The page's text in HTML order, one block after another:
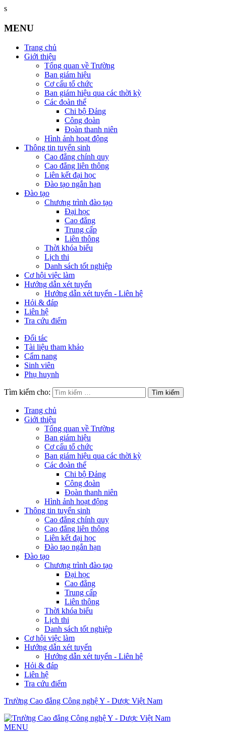
s
MENU
Trang chủ
Giới thiệu
Tổng quan về Trường
Ban giám hiệu
Cơ cấu tổ chức
Ban giám hiệu qua các thời kỳ
Các đoàn thể
Chi bộ Đảng
Công đoàn
Đoàn thanh niên
Hình ảnh hoạt động
Thông tin tuyển sinh
Cao đẳng chính quy
Cao đẳng liên thông
Liên kết đại học
Đào tạo ngắn hạn
Đào tạo
Chương trình đào tạo
Đại học
Cao đẳng
Trung cấp
Liên thông
Thời khóa biểu
Lịch thi
Danh sách tốt nghiệp
Cơ hội việc làm
Hướng dẫn xét tuyển
Hướng dẫn xét tuyển - Liên hệ
Hỏi & đáp
Liên hệ
Tra cứu điểm
Đối tác
Tài liệu tham khảo
Cẩm nang
Sinh viên
Phụ huynh
Tìm kiếm cho:
Trang chủ
Giới thiệu
Tổng quan về Trường
Ban giám hiệu
Cơ cấu tổ chức
Ban giám hiệu qua các thời kỳ
Các đoàn thể
Chi bộ Đảng
Công đoàn
Đoàn thanh niên
Hình ảnh hoạt động
Thông tin tuyển sinh
Cao đẳng chính quy
Cao đẳng liên thông
Liên kết đại học
Đào tạo ngắn hạn
Đào tạo
Chương trình đào tạo
Đại học
Cao đẳng
Trung cấp
Liên thông
Thời khóa biểu
Lịch thi
Danh sách tốt nghiệp
Cơ hội việc làm
Hướng dẫn xét tuyển
Hướng dẫn xét tuyển - Liên hệ
Hỏi & đáp
Liên hệ
Tra cứu điểm
Trường Cao đẳng Công nghệ Y - Dược Việt Nam
MENU